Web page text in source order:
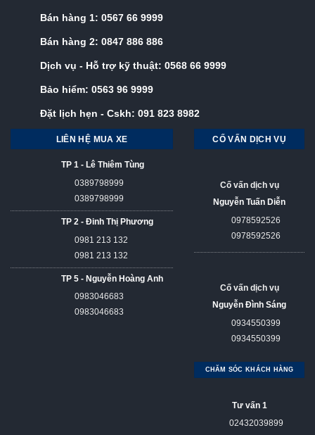
Bán hàng 1: 0567 66 9999
Bán hàng 2: 0847 886 886
Dịch vụ - Hỗ trợ kỹ thuật: 0568 66 9999
Bảo hiểm: 0563 96 9999
Đặt lịch hẹn - Cskh: 091 823 8982
LIÊN HỆ MUA XE
TP 1 - Lê Thiêm Tùng
0389798999
0389798999
TP 2 - Đinh Thị Phương
0981 213 132
0981 213 132
TP 5 - Nguyễn Hoàng Anh
0983046683
0983046683
CỐ VẤN DỊCH VỤ
Cố vấn dịch vụ
Nguyễn Tuấn Diễn
0978592526
0978592526
Cố vấn dịch vụ
Nguyễn Đình Sáng
0934550399
0934550399
CHĂM SÓC KHÁCH HÀNG
Tư vấn 1
02432039899